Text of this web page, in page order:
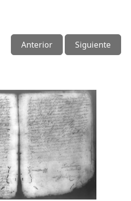
Anterior Siguiente